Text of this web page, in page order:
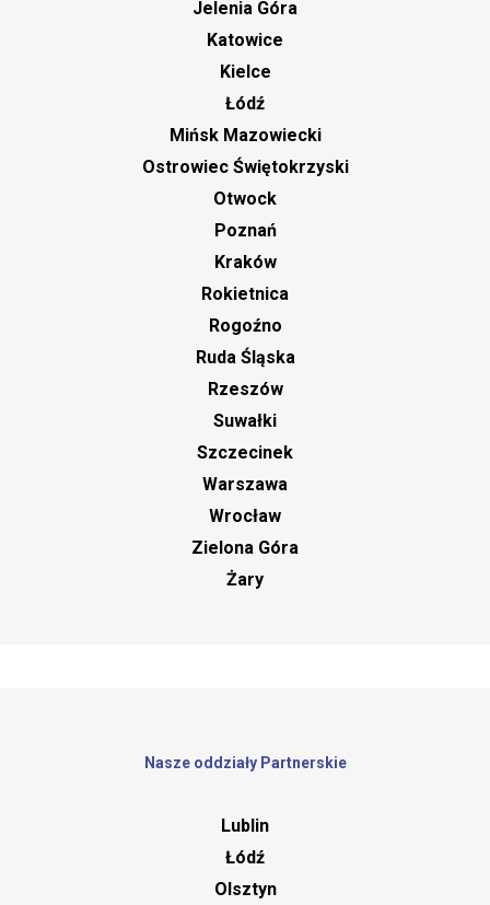
Jelenia Góra
Katowice
Kielce
Łódź
Mińsk Mazowiecki
Ostrowiec Świętokrzyski
Otwock
Poznań
Kraków
Rokietnica
Rogoźno
Ruda Śląska
Rzeszów
Suwałki
Szczecinek
Warszawa
Wrocław
Zielona Góra
Żary
Nasze oddziały Partnerskie
Lublin
Łódź
Olsztyn